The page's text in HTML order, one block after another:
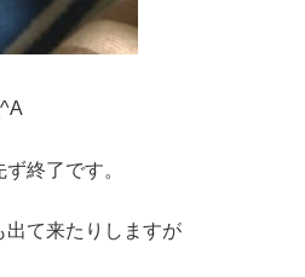
終了です。
出て来たりしますが